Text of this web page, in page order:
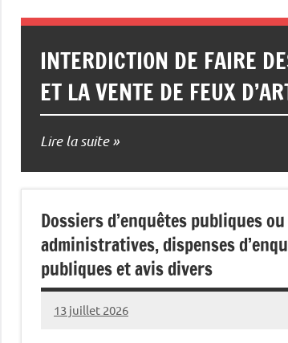
INTERDICTION DE FAIRE
ET LA VENTE DE FEUX
Lire la suite
Dossiers d’enquêtes publiques ou
administratives, dispenses
publiques et avis divers
13 juillet 2026
Commune